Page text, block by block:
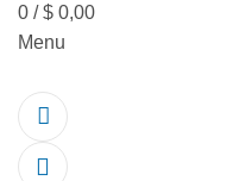
0 / $ 0,00
Menu